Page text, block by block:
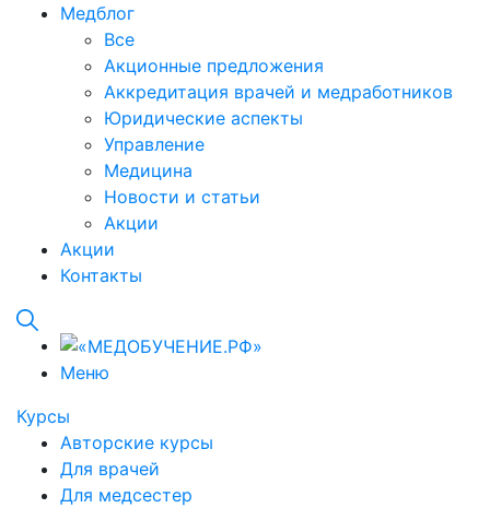
Медблог
Все
Акционные предложения
Аккредитация врачей и медработников
Юридические аспекты
Управление
Медицина
Новости и статьи
Акции
Акции
Контакты
Меню
Курсы
Авторские курсы
Для врачей
Для медсестер